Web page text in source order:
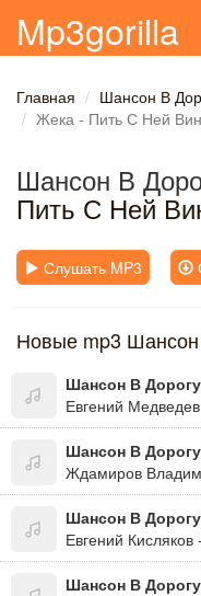
Mp3gorilla
Главная
Шансон В
Жека - Пить С Ней
Шансон В
Пить С Ней
Слушать MP3
Новые mp3
Шансон В
Шансон В
Шансон В
Шансон В